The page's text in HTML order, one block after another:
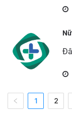
1 2